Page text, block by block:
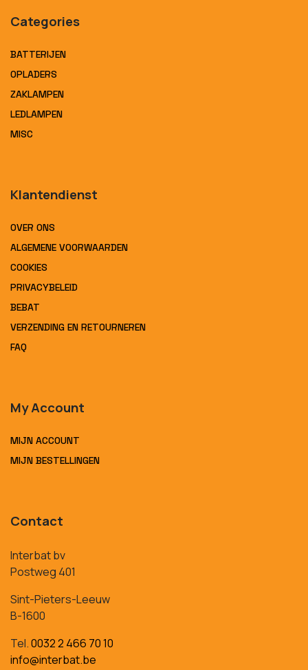
Categories
BATTERIJEN
OPLADERS
ZAKLAMPEN
LEDLAMPEN
MISC
Klantendienst
OVER ONS
ALGEMENE VOORWAARDEN
COOKIES
PRIVACYBELEID
BEBAT
VERZENDING EN RETOURNEREN
FAQ
My Account
MIJN ACCOUNT
MIJN BESTELLINGEN
Contact
Interbat bv
Postweg 401
Sint-Pieters-Leeuw
B-1600
Tel.0032 2 466 70 10
info@interbat.be